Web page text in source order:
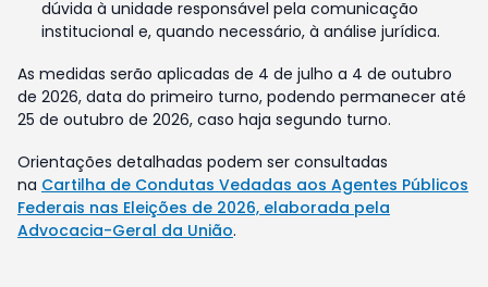
dúvida à unidade responsável pela comunicação
institucional e, quando necessário, à análise jurídica.
As medidas serão aplicadas de 4 de julho a 4 de outubro
de 2026, data do primeiro turno, podendo permanecer até
25 de outubro de 2026, caso haja segundo turno.
Orientações detalhadas podem ser consultadas
na Cartilha de Condutas Vedadas aos Agentes Públicos
Federais nas Eleições de 2026, elaborada pela
Advocacia-Geral da União.